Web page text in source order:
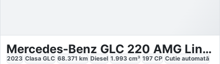
Mercedes-Benz GLC 220 AMG Line 4Matic
2023 Clasa GLC 68.371 km Diesel 1.993 cm³ 197 CP Cutie automată